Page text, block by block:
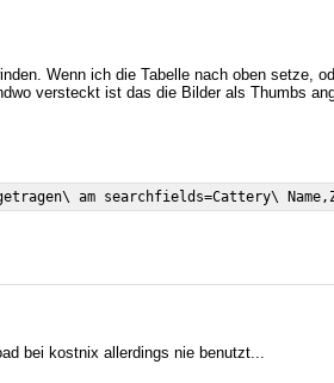
Wenn ich die Tabelle nach oben setze,
versteckt ist das die Bilder als Thumbs
bei kostnix allerdings nie benutzt...